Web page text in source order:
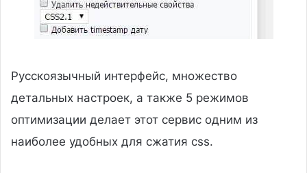
Русскоязычный интерфейс, множество
детальных настроек, а также 5 режимов
оптимизации делает этот сервис одним из
наиболее удобных для сжатия css.